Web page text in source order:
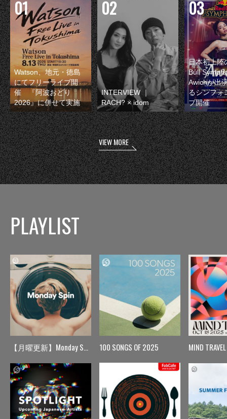
Watson、地元・徳島
にてフリーライブ開
催 『阿波おどり
2026』に併せて実施
INTERVIEW ｜
RACH? × idom
日本初上陸
Bull
Awichが出
るシンフォ
ブ開催
VIEW MORE
PLAYLIST
【月曜更新】Monday Spin 100 SONGS OF 2025 MIND TRAVEL